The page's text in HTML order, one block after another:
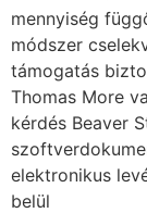
mennyiség
módszer
támogatás
Thomas More
kérdés Beaver
elektronikus
belül